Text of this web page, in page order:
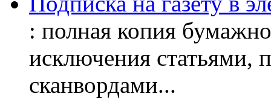
: полная копия
исключения статьями,
сканвордами...